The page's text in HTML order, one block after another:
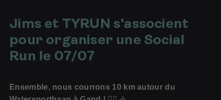
Jims et TYRUN s'associent
pour organiser une Social
Run le 07/07
Ensemble, nous courrons 10 km autour du